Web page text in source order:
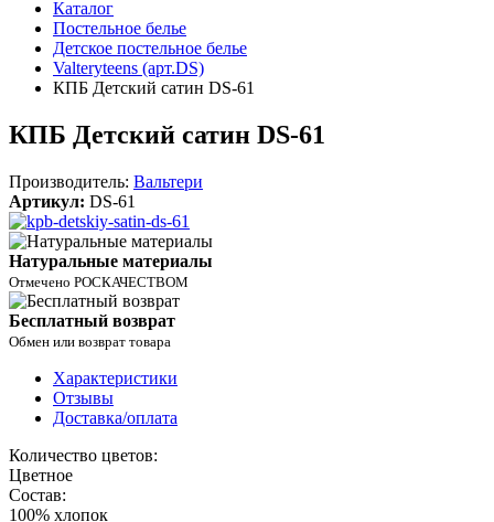
Каталог
Постельное белье
Детское постельное белье
Valteryteens (арт.DS)
КПБ Детский сатин DS-61
КПБ Детский сатин DS-61
Производитель: Вальтери
Артикул: DS-61
Натуральные материалы
Отмечено РОСКАЧЕСТВОМ
Бесплатный возврат
Обмен или возврат товара
Характеристики
Отзывы
Доставка/оплата
Количество цветов:
Цветное
Состав:
100% хлопок